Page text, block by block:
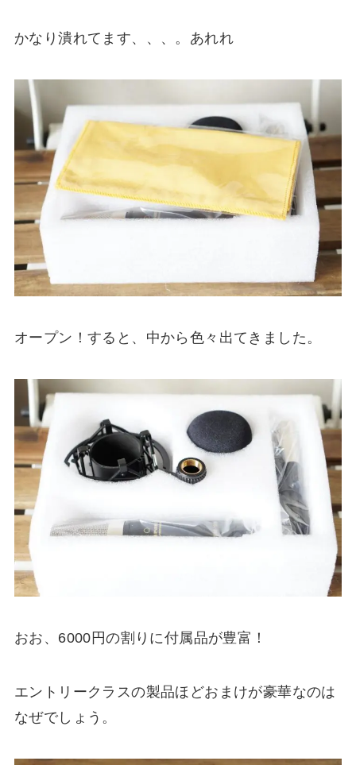
かなり潰れてます、、、。あれれ
オープン！すると、中から色々出てきました。
おお、6000円の割りに付属品が豊富！
エントリークラスの製品ほどおまけが豪華なのは
なぜでしょう。